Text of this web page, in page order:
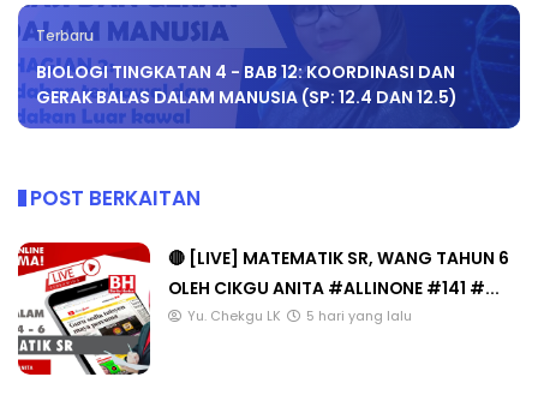
Terbaru
BIOLOGI TINGKATAN 4 - BAB 12: KOORDINASI DAN
GERAK BALAS DALAM MANUSIA (SP: 12.4 DAN 12.5)
POST BERKAITAN
🔴 [LIVE] MATEMATIK SR, WANG TAHUN 6
OLEH CIKGU ANITA #ALLINONE #141 #...
Yu. Chekgu LK 5 hari yang lalu